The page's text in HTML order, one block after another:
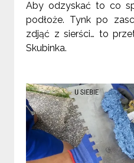
Aby odzyskać to co
podłoże. Tynk po
zdjąć z sierści… to
Skubinka.